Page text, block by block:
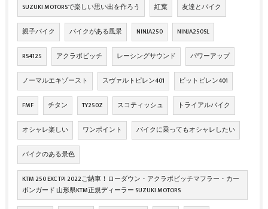
SUZUKI MOTORSで楽しい思い出を作ろう 紅葉 友達とバイク
親子バイク バイクがある風景 NINJA250 NINJA250SL
RS4125 アクラボビッチ レーシングサウンド パワーアップ
ノーマルエキゾースト スヴァルトピレン401 ビットピレン401
FMF チタン TY250Z スコティッシュ トライアルバイク
オシャレ楽しい ワンポイント バイクに乗ってもオシャレしたい
バイクのある景色
KTM 250 EXC TPI 2022ご納車！ローダウン・アクラポビッチマフラー・カー
ボンガード 山形県KTM正規ディーラー SUZUKI MOTORS